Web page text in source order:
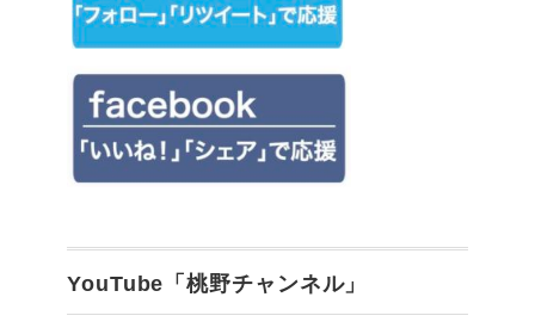
YouTube「桃野チャンネル」